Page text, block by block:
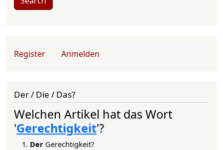
User account menu
Register Anmelden
Der / Die / Das?
Welchen Artikel hat das Wort
'Gerechtigkeit'?
Der Gerechtigkeit?